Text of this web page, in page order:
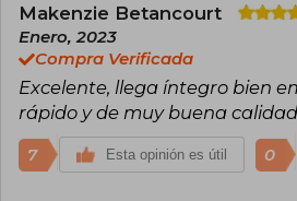
Makenzie Betancourt
Enero, 2023
Compra Verificada
Excelente, llega íntegro bien
rápido y de muy buena calidad
7 Esta opinión es útil 0